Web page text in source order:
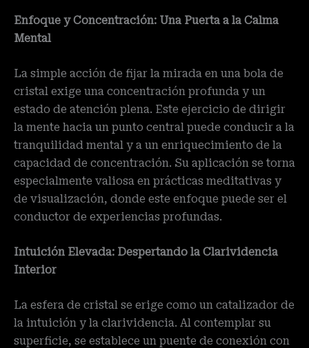
Enfoque y Concentración: Una Puerta a la Calma
Mental
La simple acción de fijar la mirada en una bola de
cristal exige una concentración profunda y un
estado de atención plena. Este ejercicio de dirigir
la mente hacia un punto central puede conducir a la
tranquilidad mental y a un enriquecimiento de la
capacidad de concentración. Su aplicación se torna
especialmente valiosa en prácticas meditativas y
de visualización, donde este enfoque puede ser el
conductor de experiencias profundas.
Intuición Elevada: Despertando la Clarividencia
Interior
La esfera de cristal se erige como un catalizador de
la intuición y la clarividencia. Al contemplar su
superficie, se establece un puente de conexión con